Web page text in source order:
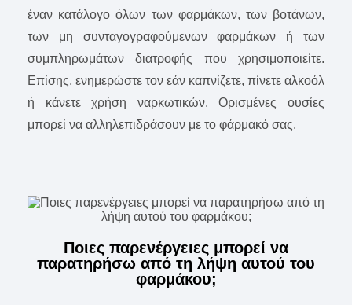
έναν κατάλογο όλων των φαρμάκων, των βοτάνων,
των μη συνταγογραφούμενων φαρμάκων ή των
συμπληρωμάτων διατροφής που χρησιμοποιείτε.
Επίσης, ενημερώστε τον εάν καπνίζετε, πίνετε αλκοόλ
ή κάνετε χρήση ναρκωτικών. Ορισμένες ουσίες
μπορεί να αλληλεπιδράσουν με το φάρμακό σας.
Ποιες παρενέργειες μπορεί να
παρατηρήσω από τη λήψη αυτού του
φαρμάκου;